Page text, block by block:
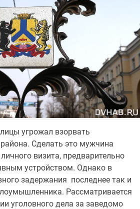
угрожал взорвать
района. Сделать это мужчина
визита, предварительно
устройством. Однако в
задержания последнее так и
Рассматривается
уголовного дела за заведомо